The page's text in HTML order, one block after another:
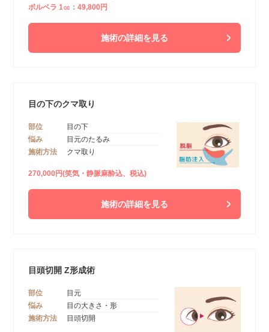
ボルベラ 1㏄：49,800円
施術の詳細を見る
目の下のクマ取り
部位
目の下
悩み
目元のたるみ
施術方法
クマ取り
270,000円(笑気・静脈麻酔込、税込)
施術の詳細を見る
目頭切開 Z形成術
部位
目元
悩み
目の大きさ・形
施術方法
目頭切開